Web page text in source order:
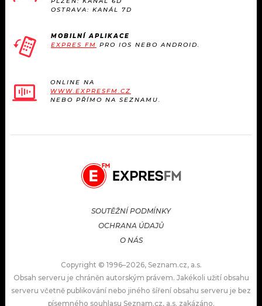
OSTRAVA: KANÁL 7D
MOBILNÍ APLIKACE
EXPRES FM PRO IOS NEBO ANDROID.
ONLINE NA
WWW.EXPRESFM.CZ
NEBO PŘÍMO NA SEZNAMU.
SOUTĚŽNÍ PODMÍNKY
OCHRANA ÚDAJŮ
O NÁS
Copyright © 1996–2026, Seznam.cz, a.s.
Obsah serveru je chráněn autorským právem. Jakékoli užití obsahu
serveru včetně publikování nebo jiného šíření obsahu serveru je bez
písemného souhlasu Seznam.cz, a.s. zakázáno.